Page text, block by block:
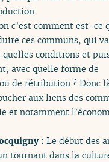
c’est comment est-ce
ces communs, qui
quelles conditions et
avec quelle forme de
de rétribution ? Donc
aux liens des
et notamment
:Le début des
tournant dans la